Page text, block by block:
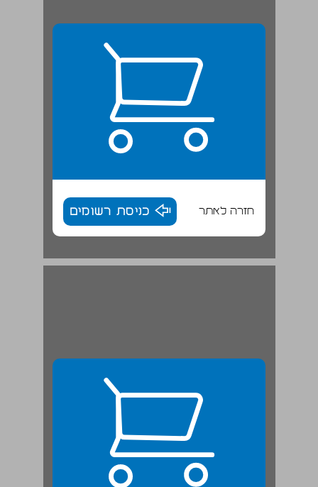
חזרה לאתר כניסת רשומים